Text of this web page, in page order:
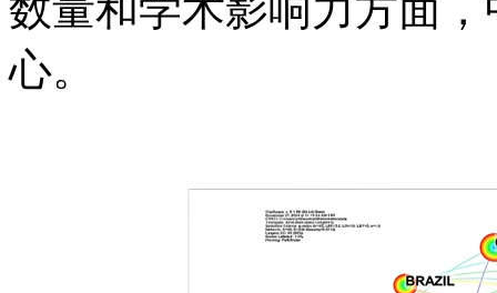
心。